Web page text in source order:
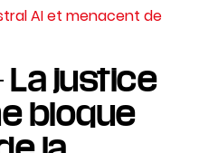
AI et menacent de
La justice
bloque